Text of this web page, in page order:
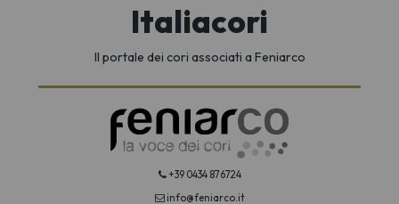
Italiacori
Il portale dei cori associati a Feniarco
+39 0434 876724
info@feniarco.it